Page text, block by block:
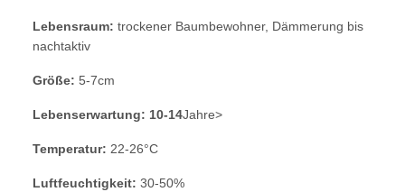
Lebensraum: trockener Baumbewohner, Dämmerung bis
nachtaktiv
Größe: 5-7cm
Lebenserwartung: 10-14Jahre>
Temperatur: 22-26°C
Luftfeuchtigkeit: 30-50%